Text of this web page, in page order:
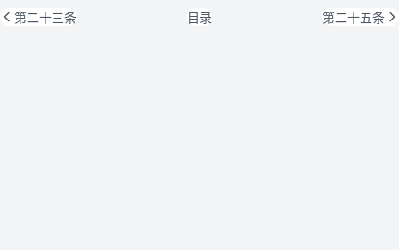
第二十三条 目录 第二十五条